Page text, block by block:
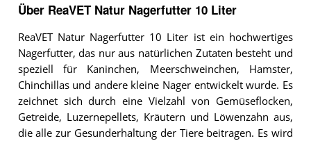
Über ReaVET Natur Nagerfutter 10 Liter
ReaVET Natur Nagerfutter 10 Liter ist ein hochwertiges
Nagerfutter, das nur aus natürlichen Zutaten besteht und
speziell für Kaninchen, Meerschweinchen, Hamster,
Chinchillas und andere kleine Nager entwickelt wurde. Es
zeichnet sich durch eine Vielzahl von Gemüseflocken,
Getreide, Luzernepellets, Kräutern und Löwenzahn aus,
die alle zur Gesunderhaltung der Tiere beitragen. Es wird